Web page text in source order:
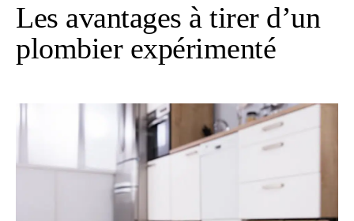
Les avantages à tirer d’un
plombier expérimenté